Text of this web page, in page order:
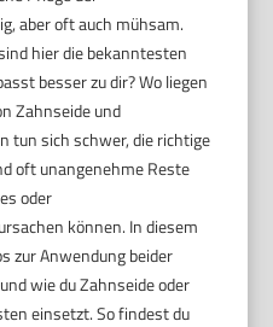
aber oft auch mühsam.
hier die bekanntesten
besser zu dir? Wo liegen
Zahnseide und
tun sich schwer, die richtige
oft unangenehme Reste
oder
können. In diesem
zur Anwendung beider
wie du Zahnseide oder
einsetzt. So findest du